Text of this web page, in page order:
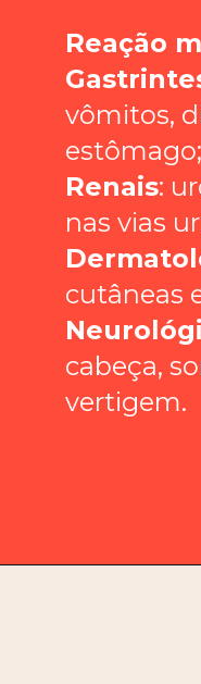
Reação
vômitos,
estômago;
Renais:
nas vias
cutâneas
cabeça,
vertigem.